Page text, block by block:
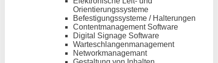
Orientierungssysteme
Befestigungssysteme / Halterungen
Contentmanagement Software
Digital Signage Software
Warteschlangenmanagement
Networkmanagemant